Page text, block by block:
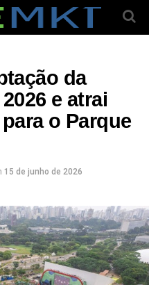
da
e atrai
o Parque
15 de junho de 2026